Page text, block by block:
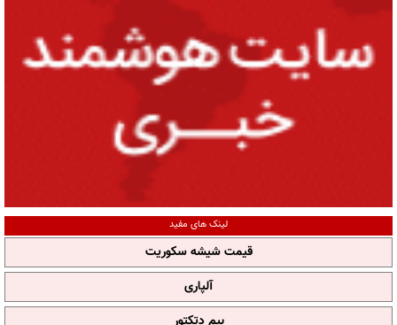
لینک های مفید
قیمت شیشه سکوریت
آلپاری